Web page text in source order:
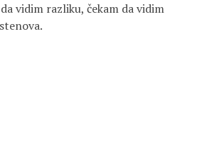
vidim razliku, čekam da vidim